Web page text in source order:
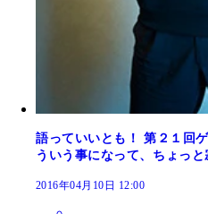
語っていいとも！ 第２１回
ういう事になって、ちょっと
2016年04月10日 12:00